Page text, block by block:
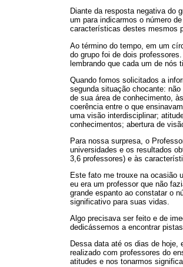
Diante da resposta negativa do
um para indicarmos o número
características destes mesmos
Ao término do tempo, em um
do grupo foi de dois
lembrando que cada um de nós
Quando fomos solicitados a
segunda situação chocante:
de sua área de conhecimento,
coerência entre o que
uma visão interdisciplinar;
conhecimentos; abertura de
Para nossa surpresa, o
universidades e os resultados
3,6 professores) e às
Este fato me trouxe na ocasião
eu era um professor que não
grande espanto ao constatar o
significativo para suas vidas.
Algo precisava ser feito e de
dedicássemos a encontrar
Dessa data até os dias de hoje,
realizado com professores do
atitudes e nos tonarmos